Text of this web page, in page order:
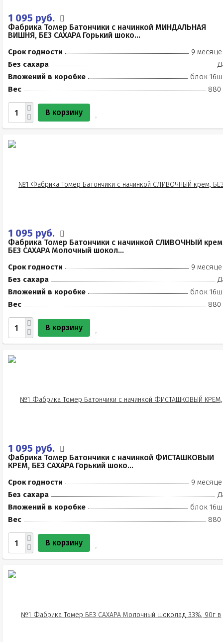
1 095 руб.
Фабрика Томер Батончики с начинкой МИНДАЛЬНАЯ
ВИШНЯ, БЕЗ САХАРА Горький шоко...
Срок годности
9
Без сахара
Вложений в коробке
блок
Вес
880
В корзину
1 095 руб.
Фабрика Томер Батончики с начинкой СЛИВОЧНЫЙ
БЕЗ САХАРА Молочный шокол...
Срок годности
9
Без сахара
Вложений в коробке
блок
Вес
880
В корзину
1 095 руб.
Фабрика Томер Батончики с начинкой ФИСТАШКОВЫЙ
КРЕМ, БЕЗ САХАРА Горький шоко...
Срок годности
9
Без сахара
Вложений в коробке
блок
Вес
880
В корзину